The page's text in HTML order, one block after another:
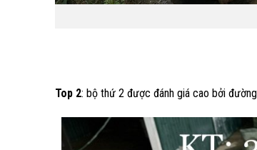
Top 2: bộ thứ 2 được đánh giá cao bởi